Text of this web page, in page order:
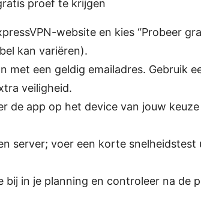
proef te krijgen
website en kies “Probeer
kan variëren).
met een geldig emailadres. Gebruik
veiligheid.
de app op het device van jouw
server; voer een korte
bij in je planning en controleer na de